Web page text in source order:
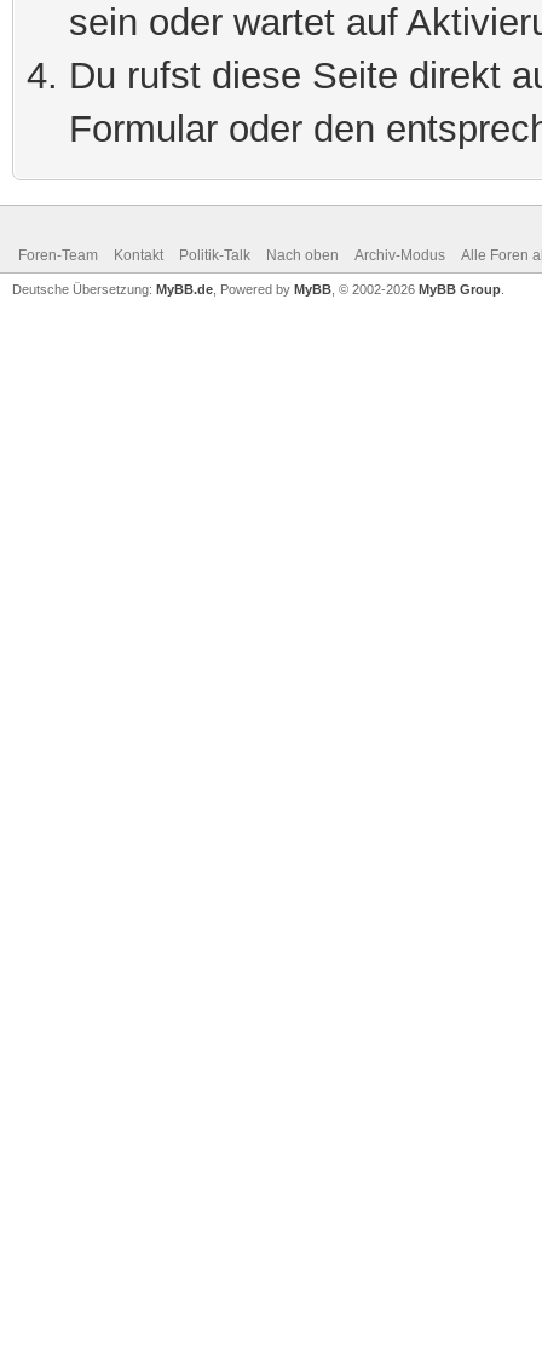
sein oder wartet auf
Du rufst diese Seite direkt
Formular oder den
Foren-Team Kontakt Politik-Talk Nach oben Archiv-Modus Alle Foren
Deutsche Übersetzung: MyBB.de , Powered by MyBB , © 2002-2026 MyBB Group